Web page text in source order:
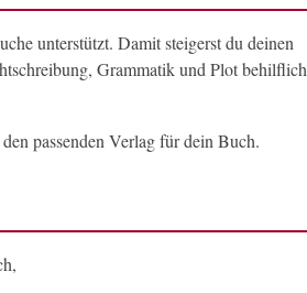
unterstützt. Damit steigerst du deinen
Grammatik und Plot behilflich
passenden Verlag für dein Buch.